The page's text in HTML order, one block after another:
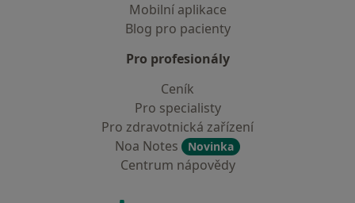
Mobilní aplikace
Blog pro pacienty
Pro profesionály
Ceník
Pro specialisty
Pro zdravotnická zařízení
Noa Notes
Novinka
Centrum nápovědy